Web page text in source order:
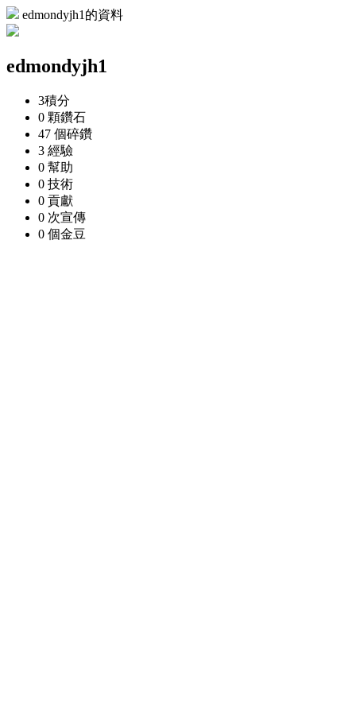
edmondyjh1的資料
edmondyjh1
3積分
0 顆鑽石
47 個碎鑽
3 經驗
0 幫助
0 技術
0 貢獻
0 次宣傳
0 個金豆